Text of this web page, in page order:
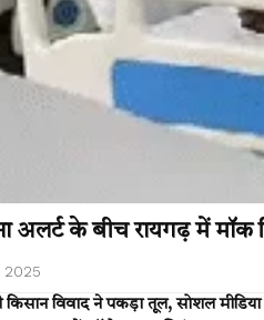
अलर्ट के बीच रायगढ़ में मॉक
2025
विवाद ने पकड़ा तूल, सोशल मीडिया